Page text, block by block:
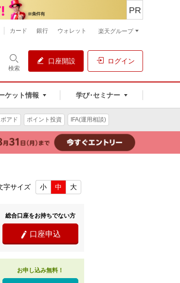
検索
口座開設 ログイン
ケット情報 学び･セミナー
PR
カード 銀行 ウォレット 楽天グループ
ボアド ポイント投資 IFA(運用相談)
字サイズ 小 中 大
総合口座をお持ちでない方
 口座申込
お申し込み無料！